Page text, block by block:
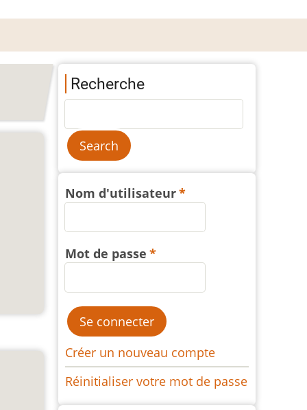
Recherche
Nom d'utilisateur
Mot de passe
Créer un nouveau compte
Réinitialiser votre mot de passe